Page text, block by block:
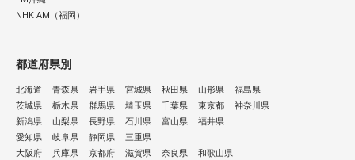
NHK AM（福岡）
都道府県別
北海道 青森県 岩手県 宮城県 秋田県 山形県
福島県
茨城県
栃木県 群馬県 埼玉県 千葉県 東京都
神奈川県
新潟県
山梨県 長野県 石川県 富山県
福井県
愛知県
岐阜県 静岡県
三重県
大阪府
兵庫県 京都府 滋賀県 奈良県
和歌山県